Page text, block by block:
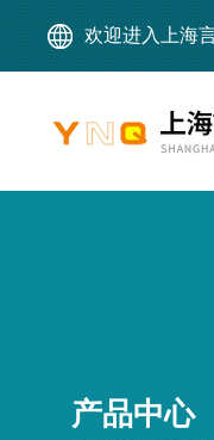
欢迎进入上海
产品中心